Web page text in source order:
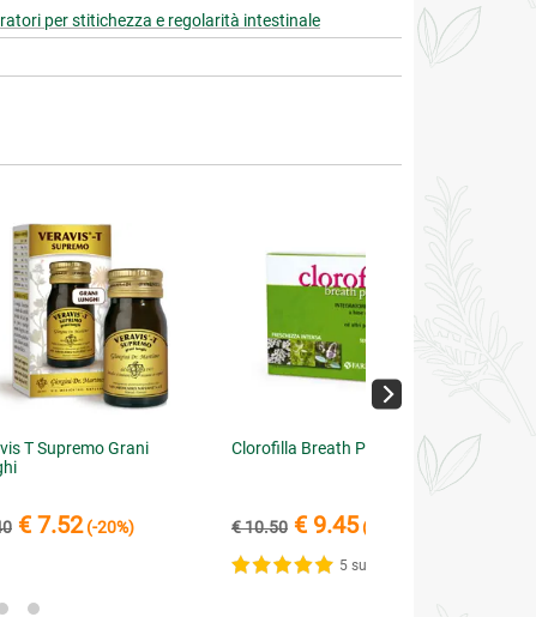
per stitichezza e regolarità intestinale
T Supremo Grani
€ 7.52(-20%)
Clorofilla Breath Purifing
€ 10.50 € 9.45(-10%)
5 su 5